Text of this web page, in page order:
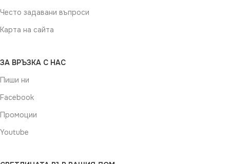
Често задавани въпроси
Карта на сайта
ЗА ВРЪЗКА С НАС
Пиши ни
Facebook
Промоции
Youtube